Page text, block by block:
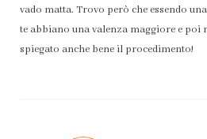
vado matta. Trovo però che essendo
te abbiano una valenza maggiore e poi
spiegato anche bene il procedimento!